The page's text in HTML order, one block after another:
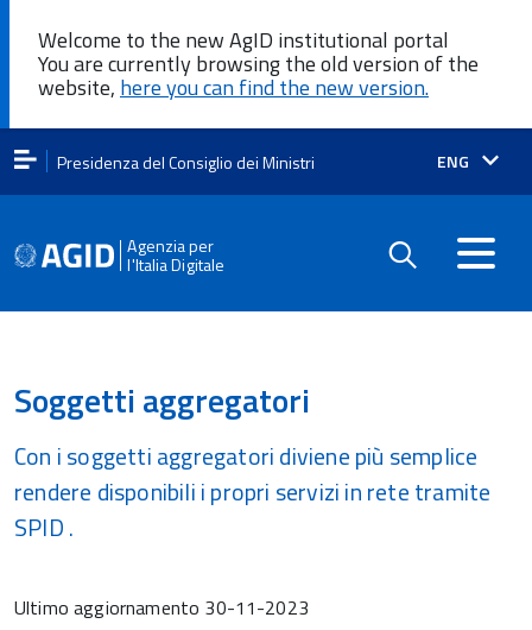
Welcome to the new AgID institutional portal
You are currently browsing the old version of the
website, here you can find the new version.
Presidenza del Consiglio dei Ministri Lingua
ENG
Agenzia per
l'Italia Digitale
Soggetti aggregatori
Con i soggetti aggregatori diviene più semplice
rendere disponibili i propri servizi in rete tramite
SPID .
Ultimo aggiornamento 30-11-2023